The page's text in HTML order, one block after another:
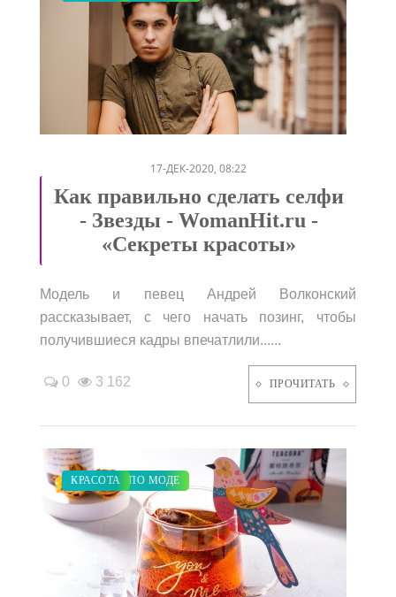
17-ДЕК-2020, 08:22
Как правильно сделать селфи
- Звезды - WomanHit.ru -
«Секреты красоты»
Модель и певец Андрей Волконский
рассказывает, с чего начать позинг, чтобы
получившиеся кадры впечатлили......
0 3 162 ПРОЧИТАТЬ
ДИЕТА
ЗАКУПКИ ПО МОДЕ
ПОКАЗЫ
КРАСОТА